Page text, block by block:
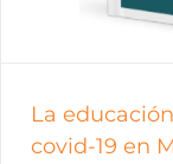
La
covid-19 en